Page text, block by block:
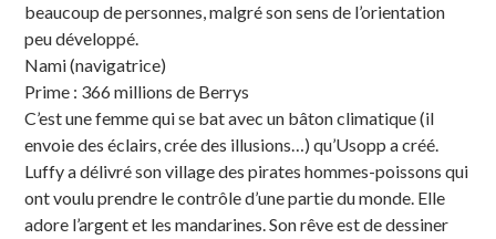
beaucoup de personnes, malgré son sens de l’orientation
peu développé.
Nami (navigatrice)
Prime : 366 millions de Berrys
C’est une femme qui se bat avec un bâton climatique (il
envoie des éclairs, crée des illusions…) qu’Usopp a créé.
Luffy a délivré son village des pirates hommes-poissons qui
ont voulu prendre le contrôle d’une partie du monde. Elle
adore l’argent et les mandarines. Son rêve est de dessiner